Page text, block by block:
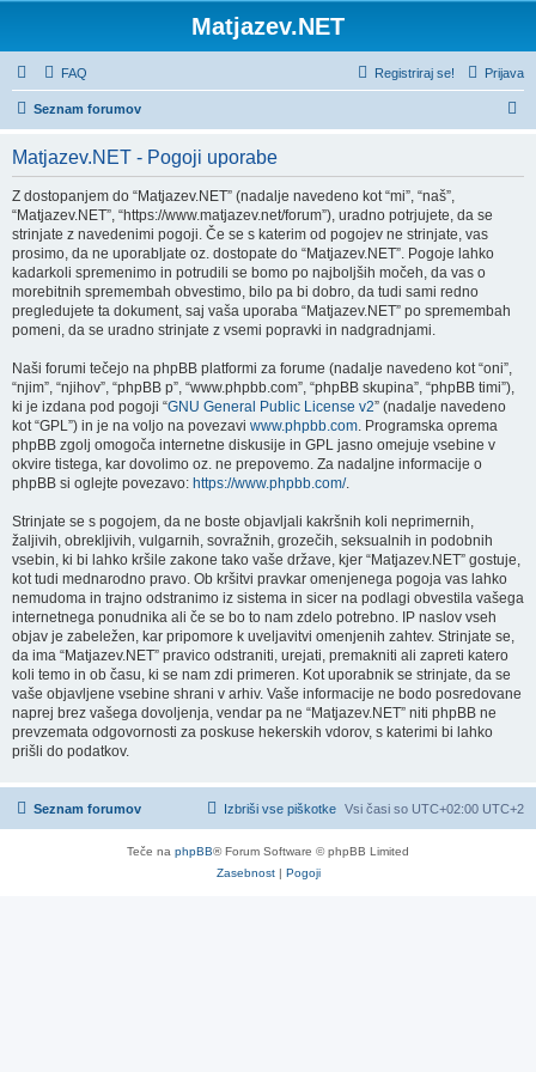
Matjazev.NET
FAQ Prijava
Registriraj se!
Seznam forumov
Matjazev.NET - Pogoji uporabe
Z dostopanjem do “Matjazev.NET” (nadalje navedeno kot “mi”, “naš”,
“Matjazev.NET”, “https://www.matjazev.net/forum”), uradno potrjujete, da se
strinjate z navedenimi pogoji. Če se s katerim od pogojev ne strinjate, vas
prosimo, da ne uporabljate oz. dostopate do “Matjazev.NET”. Pogoje lahko
kadarkoli spremenimo in potrudili se bomo po najboljših močeh, da vas o
morebitnih spremembah obvestimo, bilo pa bi dobro, da tudi sami redno
pregledujete ta dokument, saj vaša uporaba “Matjazev.NET” po spremembah
pomeni, da se uradno strinjate z vsemi popravki in nadgradnjami.
Naši forumi tečejo na phpBB platformi za forume (nadalje navedeno kot “oni”,
“njim”, “njihov”, “phpBB p”, “www.phpbb.com”, “phpBB skupina”, “phpBB timi”),
ki je izdana pod pogoji “GNU General Public License v2” (nadalje navedeno
kot “GPL”) in je na voljo na povezavi www.phpbb.com. Programska oprema
phpBB zgolj omogoča internetne diskusije in GPL jasno omejuje vsebine v
okvire tistega, kar dovolimo oz. ne prepovemo. Za nadaljne informacije o
phpBB si oglejte povezavo: https://www.phpbb.com/.
Strinjate se s pogojem, da ne boste objavljali kakršnih koli neprimernih,
žaljivih, obrekljivih, vulgarnih, sovražnih, grozečih, seksualnih in podobnih
vsebin, ki bi lahko kršile zakone tako vaše države, kjer “Matjazev.NET” gostuje,
kot tudi mednarodno pravo. Ob kršitvi pravkar omenjenega pogoja vas lahko
nemudoma in trajno odstranimo iz sistema in sicer na podlagi obvestila vašega
internetnega ponudnika ali če se bo to nam zdelo potrebno. IP naslov vseh
objav je zabeležen, kar pripomore k uveljavitvi omenjenih zahtev. Strinjate se,
da ima “Matjazev.NET” pravico odstraniti, urejati, premakniti ali zapreti katero
koli temo in ob času, ki se nam zdi primeren. Kot uporabnik se strinjate, da se
vaše objavljene vsebine shrani v arhiv. Vaše informacije ne bodo posredovane
naprej brez vašega dovoljenja, vendar pa ne “Matjazev.NET” niti phpBB ne
prevzemata odgovornosti za poskuse hekerskih vdorov, s katerimi bi lahko
prišli do podatkov.
Seznam forumov Vsi časi so UTC+02:00 UTC+2
Izbriši vse piškotke
Teče na phpBB® Forum Software © phpBB Limited
Zasebnost| Pogoji